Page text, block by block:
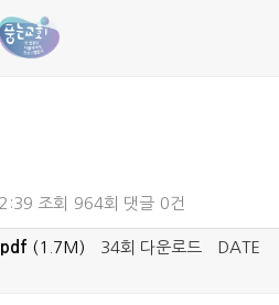
조회 964회 댓글 0건
(1.7M) 34회 다운로드
DATE